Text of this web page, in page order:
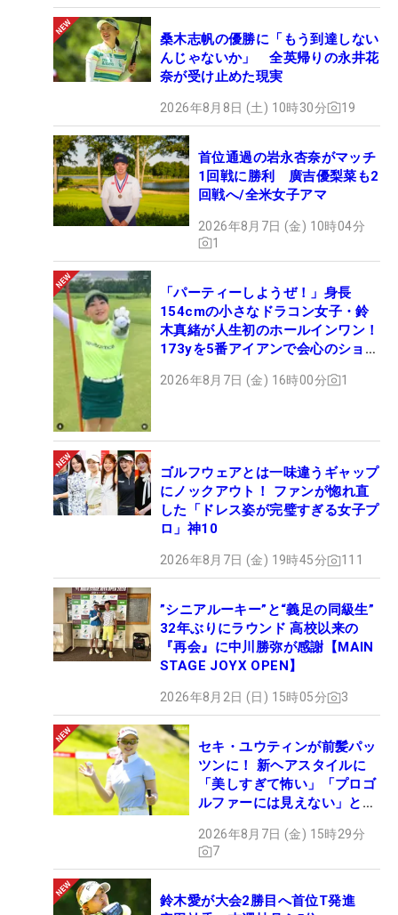
桑木志帆の優勝に「もう到達しない
んじゃないか」 全英帰りの永井花
奈が受け止めた現実
2026年8月8日 (土) 10時30分 19
首位通過の岩永杏奈がマッチ
1回戦に勝利 廣吉優梨菜も2
回戦へ/全米女子アマ
2026年8月7日 (金) 10時04分
1
「パーティーしようぜ！」身長
154cmの小さなドラコン女子・鈴
木真緒が人生初のホールインワン！
173yを5番アイアンで会心のショッ
2026年8月7日 (金) 16時00分 1
ゴルフウェアとは一味違うギャップ
にノックアウト！ ファンが惚れ直
した「ドレス姿が完璧すぎる女子プ
ロ」神10
2026年8月7日 (金) 19時45分 111
”シニアルーキー”と“義足の同級生”
32年ぶりにラウンド 高校以来の
『再会』に中川勝弥が感謝【MAIN
STAGE JOYX OPEN】
2026年8月2日 (日) 15時05分 3
セキ・ユウティンが前髪パッ
ツンに！ 新ヘアスタイルに
「美しすぎて怖い」「プロゴ
ルファーには見えない」とコ
2026年8月7日 (金) 15時29分
7
鈴木愛が大会2勝目へ首位T発進